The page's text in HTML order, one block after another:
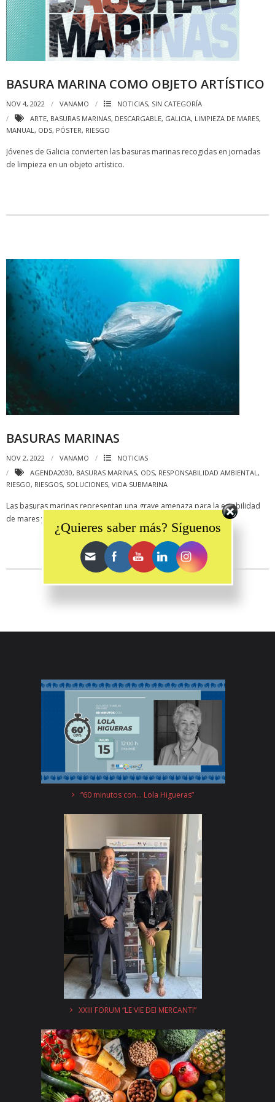
BASURA MARINA COMO OBJETO ARTÍSTICO
NOV 4, 2022 VANAMO NOTICIAS, SIN CATEGORÍA
ARTE, BASURAS MARINAS, DESCARGABLE, GALICIA, LIMPIEZA DE MARES,
MANUAL, ODS, PÓSTER, RIESGO
Jóvenes de Galicia convierten las basuras marinas recogidas en jornadas
de limpieza en un objeto artístico.
BASURAS MARINAS
NOV 2, 2022 VANAMO
NOTICIAS
AGENDA2030, BASURAS MARINAS, ODS, RESPONSABILIDAD AMBIENTAL,
RIESGO, RIESGOS, SOLUCIONES, VIDA SUBMARINA
Las basuras marinas representan una grave amenaza para la estabilidad
de mares y océanos y para la flora y fauna que habitan en ellos.
“60 minutos con… Lola Higueras”
XXIII FORUM “LE VIE DEI MERCANTI”
¿Quieres saber más? Síguenos
Set Youtube Channel ID